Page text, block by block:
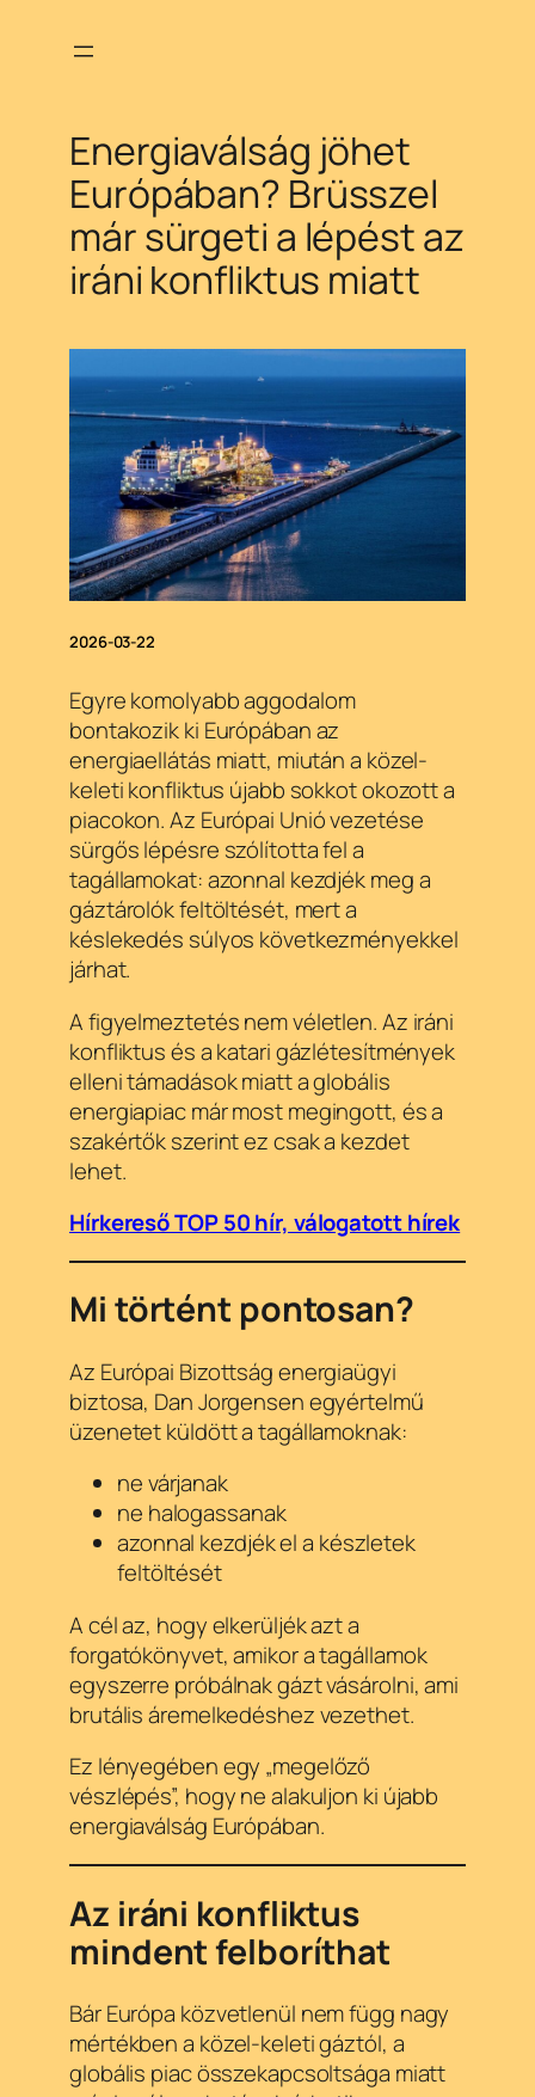
Energiaválság jöhet
Európában? Brüsszel
már sürgeti a lépést az
iráni konfliktus miatt
2026-03-22
Egyre komolyabb aggodalom
bontakozik ki Európában az
energiaellátás miatt, miután a közel-
keleti konfliktus újabb sokkot okozott a
piacokon. Az Európai Unió vezetése
sürgős lépésre szólította fel a
tagállamokat: azonnal kezdjék meg a
gáztárolók feltöltését, mert a
késlekedés súlyos következményekkel
járhat.
A figyelmeztetés nem véletlen. Az iráni
konfliktus és a katari gázlétesítmények
elleni támadások miatt a globális
energiapiac már most megingott, és a
szakértők szerint ez csak a kezdet
lehet.
Hírkereső TOP 50 hír, válogatott hírek
Mi történt pontosan?
Az Európai Bizottság energiaügyi
biztosa, Dan Jorgensen egyértelmű
üzenetet küldött a tagállamoknak:
ne várjanak
ne halogassanak
azonnal kezdjék el a készletek
feltöltését
A cél az, hogy elkerüljék azt a
forgatókönyvet, amikor a tagállamok
egyszerre próbálnak gázt vásárolni, ami
brutális áremelkedéshez vezethet.
Ez lényegében egy „megelőző
vészlépés”, hogy ne alakuljon ki újabb
energiaválság Európában.
Az iráni konfliktus
mindent felboríthat
Bár Európa közvetlenül nem függ nagy
mértékben a közel-keleti gáztól, a
globális piac összekapcsoltsága miatt